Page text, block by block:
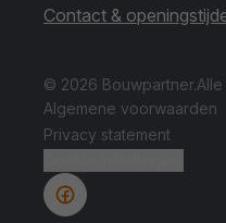
Contact &
© 2026 Bouwpartner.
Algemene voorwaarden
Privacy statement